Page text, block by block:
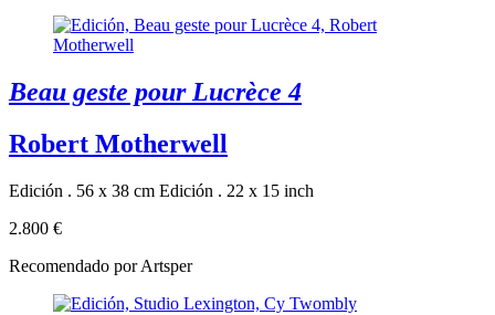
Beau geste pour Lucrèce 4
Robert Motherwell
Edición . 56 x 38 cm Edición . 22 x 15 inch
2.800 €
Recomendado por Artsper